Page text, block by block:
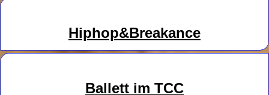
Hiphop&Breakance
Ballett im TCC